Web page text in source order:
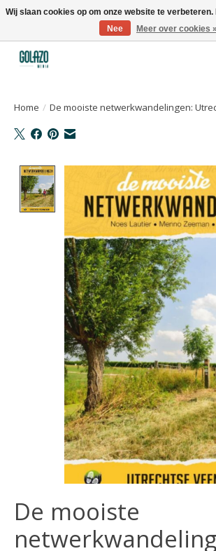
Kennispartner in sport, bewegen en gezondheid
Home / De mooiste netwerkwandelingen:
Product image slideshow Items
De mooiste
Wij slaan cookies op om onze website te
Nee
Meer over cookies »